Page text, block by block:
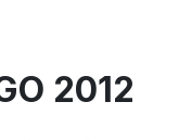
2012